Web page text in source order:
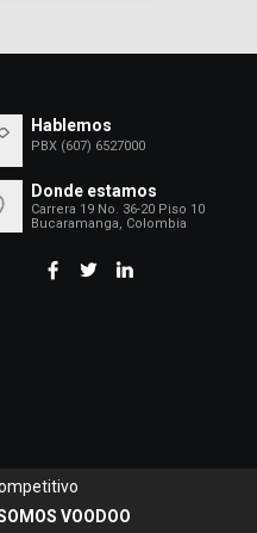
Hablemos
PBX (607) 6527000
Donde estamos
Carrera 19 No. 36-20 Piso 10
Bucaramanga, Colombia
VOODOO